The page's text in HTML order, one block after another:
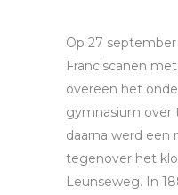
Op 27
Franciscanen
overeen het
gymnasium over
daarna werd een
tegenover het
Leunseweg. In